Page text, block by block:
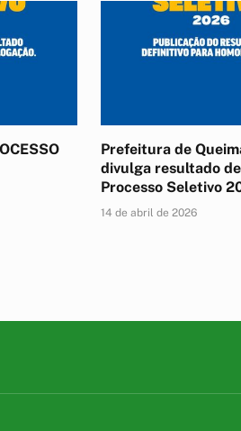
Prefeitura de
divulga resultado
Processo Seletivo
14 de abril de 2026